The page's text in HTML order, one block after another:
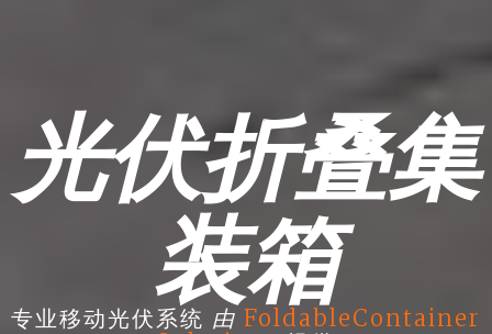
光伏折叠集
装箱
专业移动光伏系统 由 FoldableContainer